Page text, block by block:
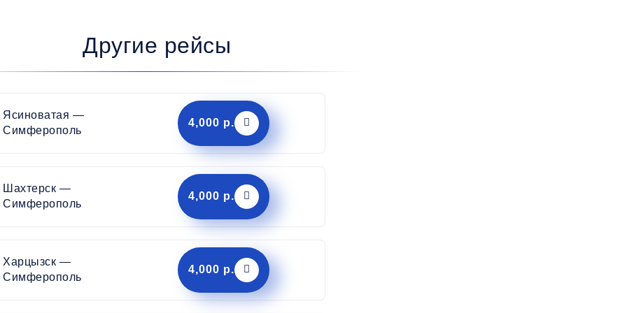
Другие рейсы
Ясиноватая —
Симферополь
4,000 р.
Шахтерск —
Симферополь
4,000 р.
Харцызск —
Симферополь
4,000 р.